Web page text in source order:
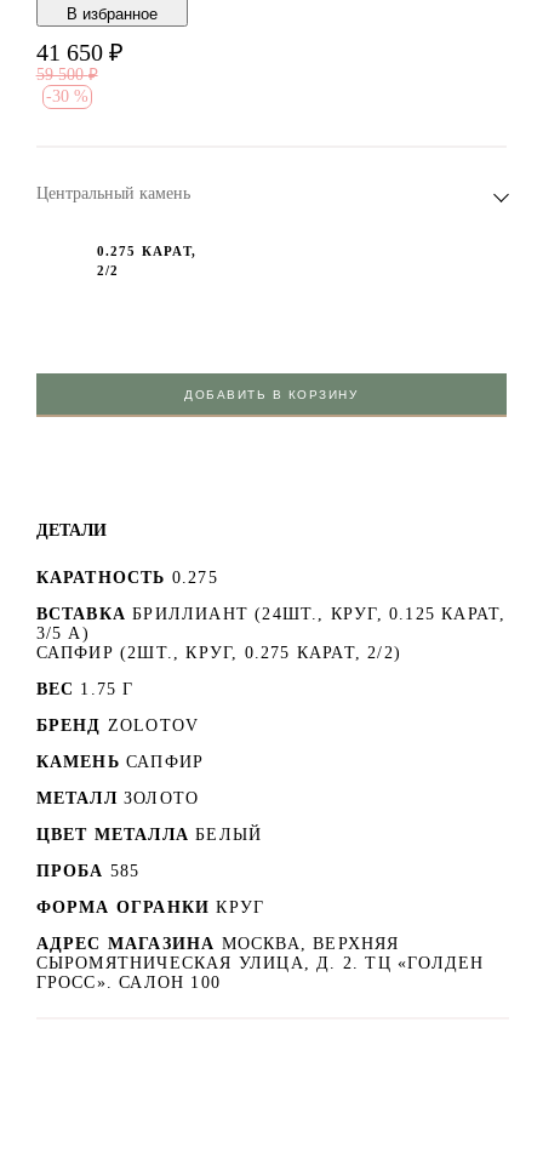
В избранноe
41 650 ₽
59 500 ₽
-30 %
Центральный камень
0.275 КАРАТ,
2/2
ДОБАВИТЬ В КОРЗИНУ
ДЕТАЛИ
КАРАТНОСТЬ 0.275
ВСТАВКА БРИЛЛИАНТ (24ШТ., КРУГ, 0.125 КАРАТ,
3/5 А)
САПФИР (2ШТ., КРУГ, 0.275 КАРАТ, 2/2)
ВЕС 1.75 Г
БРЕНД ZOLOTOV
КАМЕНЬ САПФИР
МЕТАЛЛ ЗОЛОТО
ЦВЕТ МЕТАЛЛА БЕЛЫЙ
ПРОБА 585
ФОРМА ОГРАНКИ КРУГ
АДРЕС МАГАЗИНА МОСКВА, ВЕРХНЯЯ
СЫРОМЯТНИЧЕСКАЯ УЛИЦА, Д. 2. ТЦ «ГОЛДЕН
ГРОСС». САЛОН 100